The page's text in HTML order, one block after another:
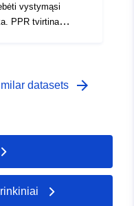
vystymąsi
PPR tvirtina
ar būsimiems
ir reglamentas.
kurie yra
datasets arrow_forward